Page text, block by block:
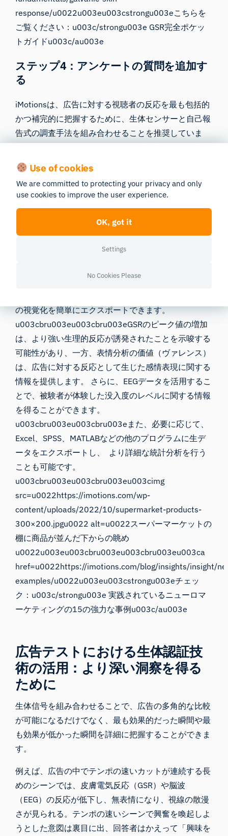
response/u0022u003eu003cstrongu003eこちらを
ご覧ください：u003c/strongu003e GSR完全ポケッ
トガイドu003c/au003e
ステップ4：アンケートの質問を追加す
る
iMotionsは、広告に対する視聴者の反応を最も包括的
かつ補完的に把握するために、生体センサーと自己報
告式の調査手法を組み合わせることを推奨していま
て、生体計測体験の前および／または後に質問を行う
ことで、ブランド親和性や想起度といった主要指標を
評価し、好ましい反応や態度、利用状況などを把握す
ステップ5：結果の統合
iMotionsソフトウェアでは、すべての信号の結果が同
の視覚化を簡単にエクスポートできます。
u003cbru003eu003cbru003eGSRのピーク値の増加
は、より強い生理的反応が誘発されたことを示唆する
可能性があり、一方、表情分析の価値（ヴァレンス）
は、広告に対する反応として生じた感情表現に関する
情報を提供します。 さらに、EEGデータを活用するこ
とで、被験者が体験した没入度のレベルに関する情報
を得ることができます。
u003cbru003eu003cbru003eまた、必要に応じて、
Excel、SPSS、MATLABなどの他のプログラムに生デ
ータをエクスポートし、 より詳細な統計分析を行う
ことも可能です。
u003cbru003eu003cbru003eu003cimg
src=u0022https://imotions.com/wp-
content/uploads/2022/10/supermarket-products-
300×200.jpgu0022 alt=u0022スーパーマーケットの
棚に商品が並んだ下からの眺め
u0022u003eu003cbru003eu003cbru003eu003ca
href=u0022https://imotions.com/blog/insights/insight/
examples/u0022u003eu003cstrongu003eチェッ
ク：u003c/strongu003e 実践されているニューロマ
ーケティングの15の強力な事例u003c/au003e
広告テストにおける生体認証技
術の活用：より深い洞察を得る
ために
生体信号を組み合わせることで、広告の多角的な比較
が可能になるだけでなく、最も効果的だった瞬間や最
も効果が低かった瞬間を詳細に把握することができま
す。
例えば、広告の中でテンポの速いカットが連続する長
めのシーンでは、皮膚電気反応（GSR）や脳波
（EEG）の反応が低下し、無表情になり、視線の散漫
さが見られる。テンポの速いシーンで興奮を喚起しよ
うとした意図は裏目に出、回答者はかえって「興味を
Use of cookies
We are committed to protecting your privacy and only
use cookies to improve the user experience.
OK, got it
Settings
No Cookies Please